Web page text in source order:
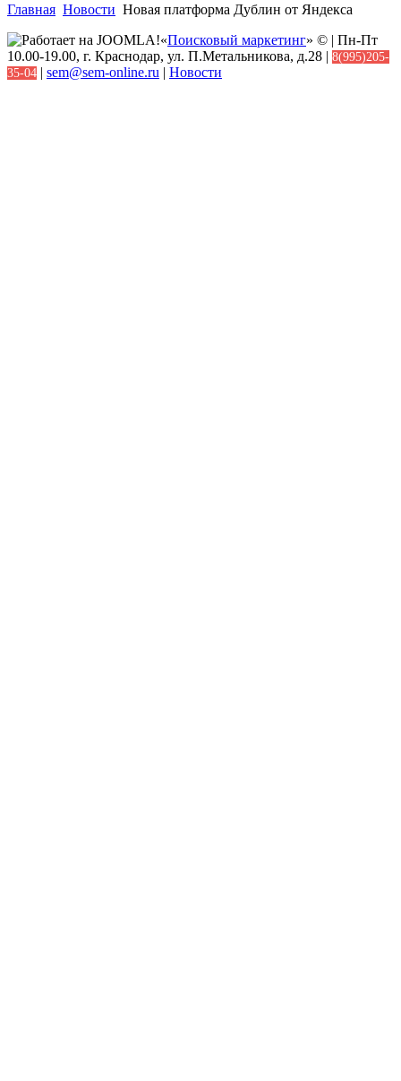
Главная Новости Новая платформа Дублин от Яндекса
«Поисковый маркетинг» © | Пн-Пт
10.00-19.00, г. Краснодар, ул. П.Метальникова, д.28 | 8(995)205-
35-04 | sem@sem-online.ru | Новости